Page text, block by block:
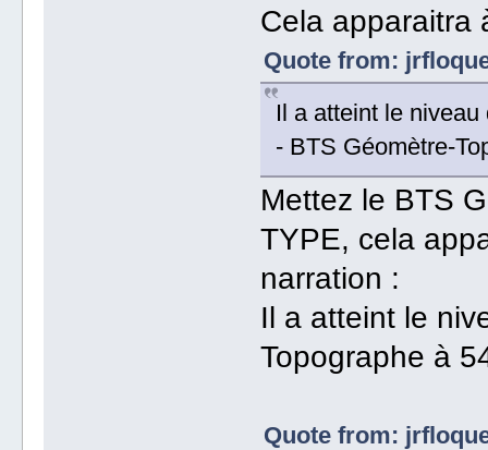
Cela apparaitra
Quote from:
Il a atteint le
- BTS Géomètre-
Mettez le BTS
TYPE, cela
narration :
Il a atteint le
Topographe à
Quote from: